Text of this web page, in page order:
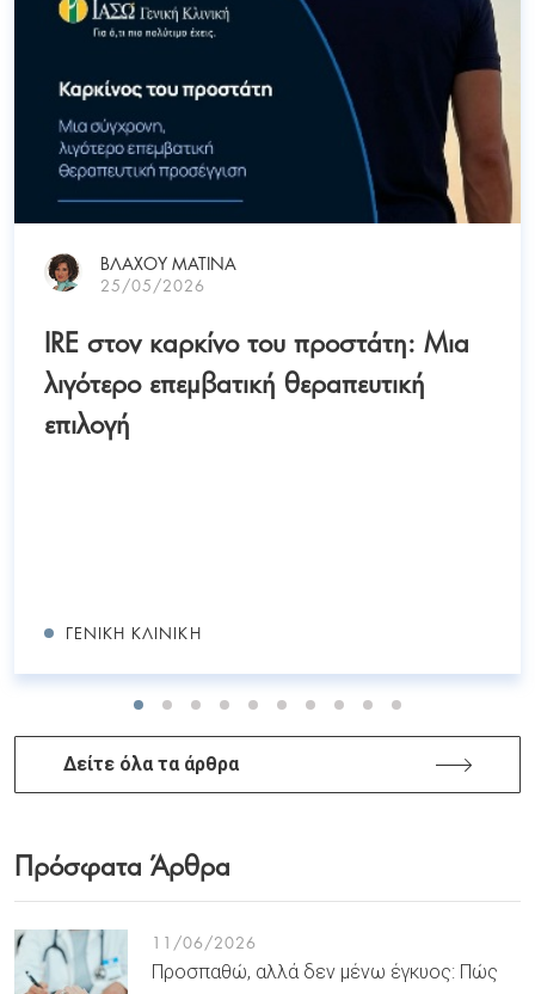
ΒΛΑΧΟΥ ΜΑΤΙΝΑ
25/05/2026
IRE στον καρκίνο του προστάτη: Μια
λιγότερο επεμβατική θεραπευτική
επιλογή
ΓΕΝΙΚΉ ΚΛΙΝΙΚΉ
Δείτε όλα τα άρθρα
Πρόσφατα Άρθρα
11/06/2026
Προσπαθώ, αλλά δεν μένω έγκυος: Πώς